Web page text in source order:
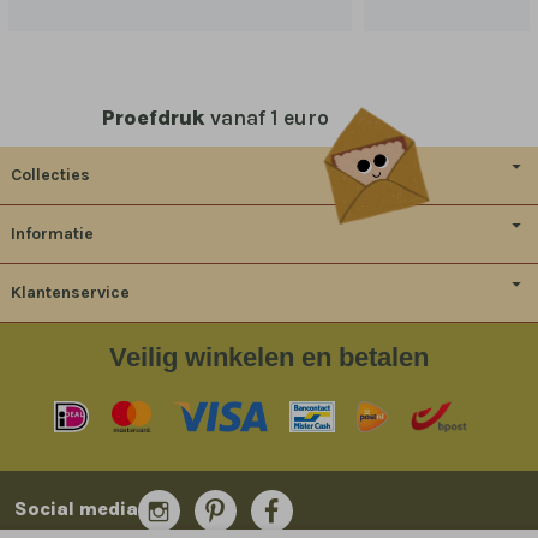
Proefdruk vanaf 1 euro
Collecties
Informatie
Klantenservice
Veilig winkelen en betalen
Social media